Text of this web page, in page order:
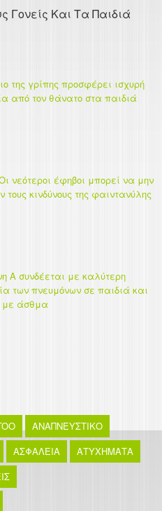
Γονείς Και Τα Παιδιά
της γρίπης προσφέρει ισχυρή
από τον θάνατο στα παιδιά
νεότεροι έφηβοι μπορεί να μην
τους κινδύνους της φαιντανύλης
Α συνδέεται με καλύτερη
των πνευμόνων σε παιδιά και
με άσθμα
ΑΝΑΠΝΕΥΣΤΙΚΟ
ΑΣΦΑΛΕΙΑ
ΑΤΥΧΗΜΑΤΑ